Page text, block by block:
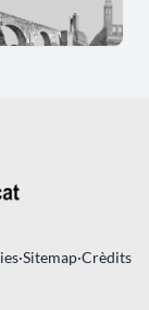
·Sitemap·Crèdits